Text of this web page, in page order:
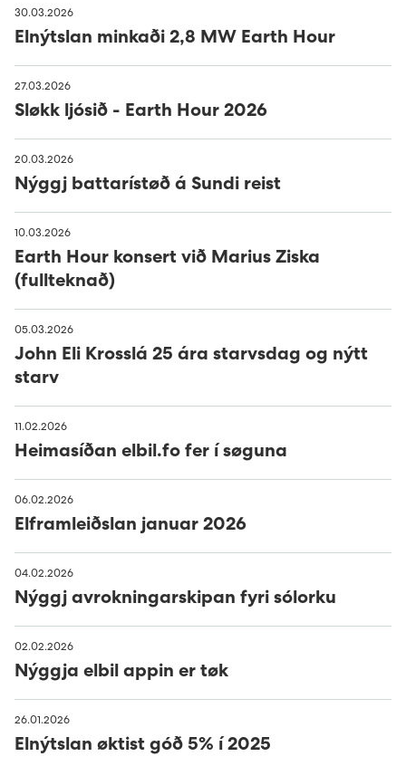
30.03.2026
Elnýtslan minkaði 2,8 MW Earth Hour
27.03.2026
Sløkk ljósið - Earth Hour 2026
20.03.2026
Nýggj battarístøð á Sundi reist
10.03.2026
Earth Hour konsert við Marius Ziska
(fullteknað)
05.03.2026
John Eli Krosslá 25 ára starvsdag og nýtt
starv
11.02.2026
Heimasíðan elbil.fo fer í søguna
06.02.2026
Elframleiðslan januar 2026
04.02.2026
Nýggj avrokningarskipan fyri sólorku
02.02.2026
Nýggja elbil appin er tøk
26.01.2026
Elnýtslan øktist góð 5% í 2025